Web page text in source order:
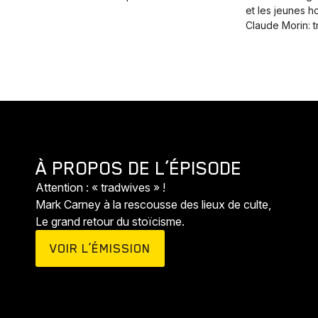
et les jeunes
Claude Morin:
À PROPOS DE L’ÉPISODE
Attention : « tradwives » !
Mark Carney à la rescousse des lieux de culte,
Le grand retour du stoïcisme.
VOIR L’ÉMISSION